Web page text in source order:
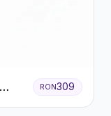
RON309